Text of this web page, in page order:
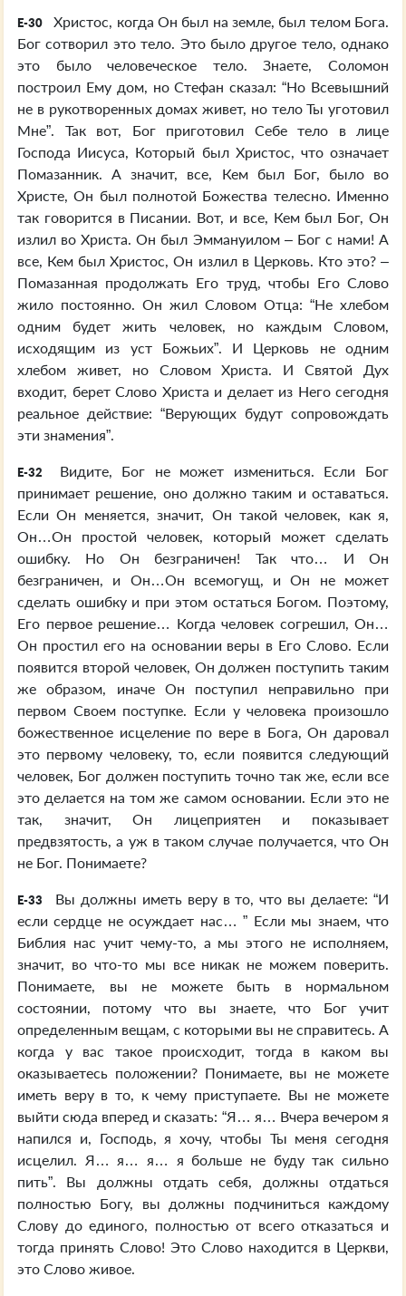
E-30
Христос, когда Он был на земле, был телом Бога.
Бог сотворил это тело. Это было другое тело, однако
это было человеческое тело. Знаете, Соломон
построил Ему дом, но Стефан сказал: “Но Всевышний
не в рукотворенных домах живет, но тело Ты уготовил
Мне”. Так вот, Бог приготовил Себе тело в лице
Господа Иисуса, Который был Христос, что означает
Помазанник. А значит, все, Кем был Бог, было во
Христе, Он был полнотой Божества телесно. Именно
так говорится в Писании. Вот, и все, Кем был Бог, Он
излил во Христа. Он был Эммануилом – Бог с нами! А
все, Кем был Христос, Он излил в Церковь. Кто это? –
Помазанная продолжать Его труд, чтобы Его Слово
жило постоянно. Он жил Словом Отца: “Не хлебом
одним будет жить человек, но каждым Словом,
исходящим из уст Божьих”. И Церковь не одним
хлебом живет, но Словом Христа. И Святой Дух
входит, берет Слово Христа и делает из Него сегодня
реальное действие: “Верующих будут сопровождать
эти знамения”.
E-32
Видите, Бог не может измениться. Если Бог
принимает решение, оно должно таким и оставаться.
Если Он меняется, значит, Он такой человек, как я,
Он…Он простой человек, который может сделать
ошибку. Но Он безграничен! Так что… И Он
безграничен, и Он…Он всемогущ, и Он не может
сделать ошибку и при этом остаться Богом. Поэтому,
Его первое решение… Когда человек согрешил, Он…
Он простил его на основании веры в Его Слово. Если
появится второй человек, Он должен поступить таким
же образом, иначе Он поступил неправильно при
первом Своем поступке. Если у человека произошло
божественное исцеление по вере в Бога, Он даровал
это первому человеку, то, если появится следующий
человек, Бог должен поступить точно так же, если все
это делается на том же самом основании. Если это не
так, значит, Он лицеприятен и показывает
предвзятость, а уж в таком случае получается, что Он
не Бог. Понимаете?
E-33
Вы должны иметь веру в то, что вы делаете: “И
если сердце не осуждает нас… ” Если мы знаем, что
Библия нас учит чему-то, а мы этого не исполняем,
значит, во что-то мы все никак не можем поверить.
Понимаете, вы не можете быть в нормальном
состоянии, потому что вы знаете, что Бог учит
определенным вещам, с которыми вы не справитесь. А
когда у вас такое происходит, тогда в каком вы
оказываетесь положении? Понимаете, вы не можете
иметь веру в то, к чему приступаете. Вы не можете
выйти сюда вперед и сказать: “Я… я… Вчера вечером я
напился и, Господь, я хочу, чтобы Ты меня сегодня
исцелил. Я… я… я… я больше не буду так сильно
пить”. Вы должны отдать себя, должны отдаться
полностью Богу, вы должны подчиниться каждому
Слову до единого, полностью от всего отказаться и
тогда принять Слово! Это Слово находится в Церкви,
это Слово живое.